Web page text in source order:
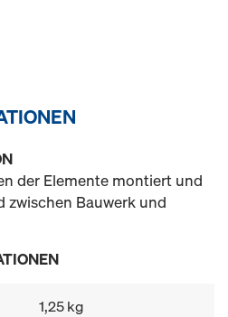
der Elemente montiert und
Bauwerk und
1,25 kg